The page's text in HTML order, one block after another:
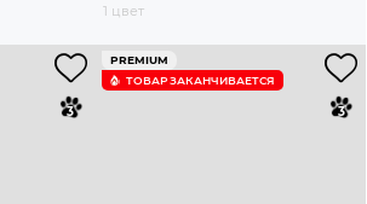
1 цвет
PREMIUM
ТОВАР ЗАКАНЧИВАЕТСЯ